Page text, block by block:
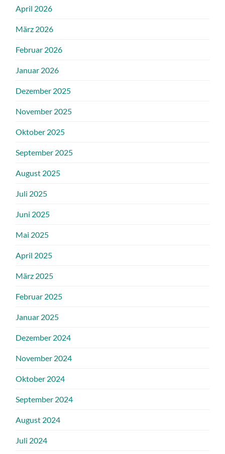
April 2026
März 2026
Februar 2026
Januar 2026
Dezember 2025
November 2025
Oktober 2025
September 2025
August 2025
Juli 2025
Juni 2025
Mai 2025
April 2025
März 2025
Februar 2025
Januar 2025
Dezember 2024
November 2024
Oktober 2024
September 2024
August 2024
Juli 2024